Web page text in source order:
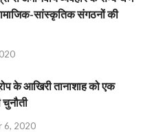
सांस्कृतिक संगठनों की
के आखिरी तानाशाह को एक
चुनौती
6, 2020